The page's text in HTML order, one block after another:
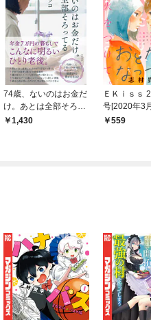
74歳、ないのはお金だ
け。あとは全部そろっ
てる1,430
ＥＫｉｓｓ
号[2020年3
売]559